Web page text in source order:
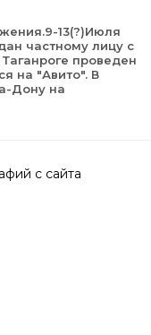
13(?)Июля
частному лицу с
проведен
на "Авито". В
Дону на
с сайта